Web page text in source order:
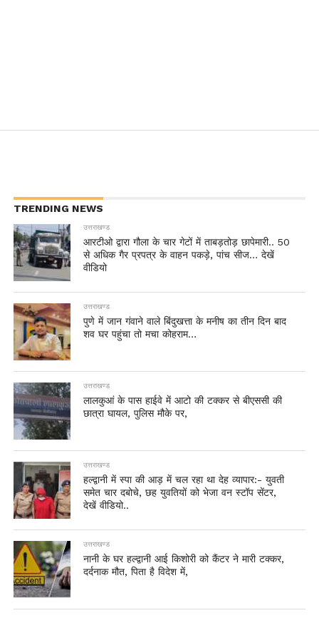
TRENDING NEWS
उत्तराखण्ड
आरटीओ द्वारा गौला के चार गेटों में ताबड़तोड़ छापेमारी.. 50
से अधिक गैर प्रपत्र के वाहन पकड़े, पांच सीज… देखें
वीडियो
उत्तराखण्ड
पुणे में जान गंवाने वाले बिंदुखत्ता के मनीष का तीन दिन बाद
शव घर पहुंचा तो मचा कोहराम…
उत्तराखण्ड
लालकुआं के पास हाईवे में आटो की टक्कर से बीएससी की
छात्रा घायल, पुलिस मौके पर,
उत्तराखण्ड
हल्द्वानी में स्पा की आड़ में चल रहा था देह व्यापार:- युवती
समेत चार दबोचे, छह युवतियों को भेजा वन स्टॉप सेंटर,
देखें वीडियो..
उत्तराखण्ड
नानी के घर हल्द्वानी आई किशोरी को कैंटर ने मारी टक्कर,
दर्दनाक मौत, पिता है विदेश में,